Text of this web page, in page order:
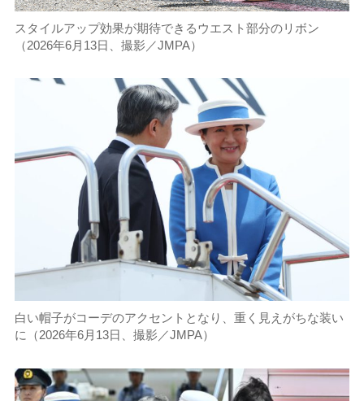
スタイルアップ効果が期待できるウエスト部分のリボン
（2026年6月13日、撮影／JMPA）
白い帽子がコーデのアクセントとなり、重く見えがちな装い
に（2026年6月13日、撮影／JMPA）